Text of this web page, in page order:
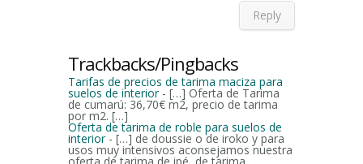
Reply
Trackbacks/Pingbacks
Tarifas de precios de tarima maciza para
suelos de interior- […] Oferta de Tarima
de cumarú: 36,70€ m2, precio de tarima
por m2. […]
Oferta de tarima de roble para suelos de
interior- […] de doussie o de iroko y para
usos muy intensivos aconsejamos nuestra